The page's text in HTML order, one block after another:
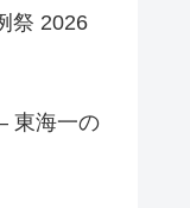
祭 2026
東海一の